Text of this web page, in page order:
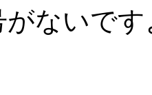
がないで